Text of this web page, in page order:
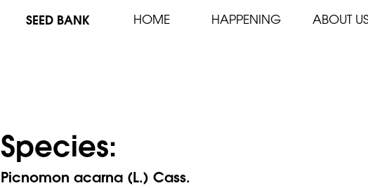
SEED BANK HOME HAPPENING ABOUT
Species:
Picnomon acarna (L.) Cass.